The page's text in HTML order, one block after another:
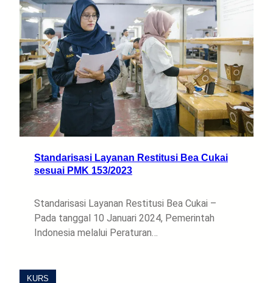
Standarisasi Layanan Restitusi Bea Cukai
sesuai PMK 153/2023
Standarisasi Layanan Restitusi Bea Cukai –
Pada tanggal 10 Januari 2024, Pemerintah
Indonesia melalui Peraturan…
KURS